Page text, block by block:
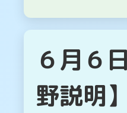
６月６
野説明】